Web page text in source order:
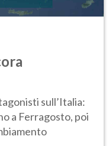
sull’Italia:
a Ferragosto, poi